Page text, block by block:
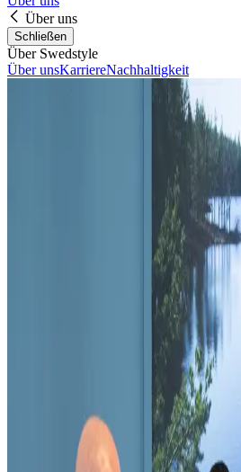
Über uns
Schließen
Über Swedstyle
Über unsKarriereNachhaltigkeit